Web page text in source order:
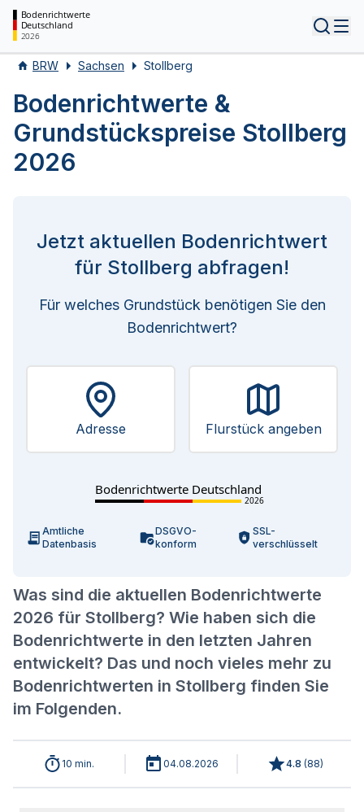
Bodenrichtwerte
Deutschland
2026
BRW Sachsen Stollberg
Bodenrichtwerte &
Grundstückspreise Stollberg
2026
Was sind die aktuellen Bodenrichtwerte
2026 für Stollberg? Wie haben sich die
Bodenrichtwerte in den letzten Jahren
entwickelt? Das und noch vieles mehr zu
Bodenrichtwerten in Stollberg finden Sie
im Folgenden.
Jetzt aktuellen Bodenrichtwert
für Stollberg abfragen!
Für welches Grundstück benötigen Sie den
Bodenrichtwert?
Adresse Flurstück angeben
Bodenrichtwerte Deutschland
2026
Amtliche
Datenbasis
DSGVO-
konform
SSL-
verschlüsselt
10 min. 04.08.2026 4.8 (88)